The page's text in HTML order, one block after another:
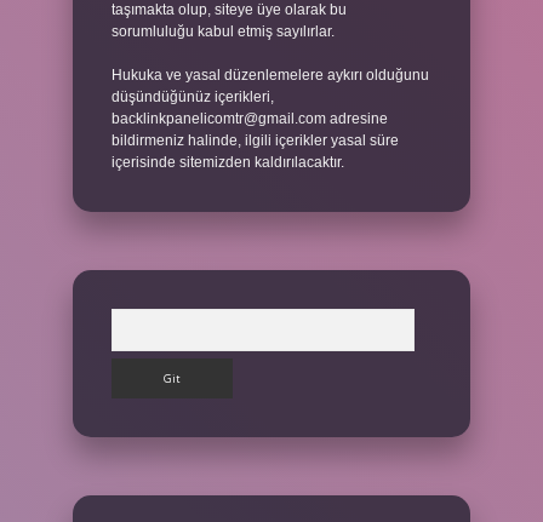
taşımakta olup, siteye üye olarak bu
sorumluluğu kabul etmiş sayılırlar.
Hukuka ve yasal düzenlemelere aykırı olduğunu
düşündüğünüz içerikleri,
backlinkpanelicomtr@gmail.com adresine
bildirmeniz halinde, ilgili içerikler yasal süre
içerisinde sitemizden kaldırılacaktır.